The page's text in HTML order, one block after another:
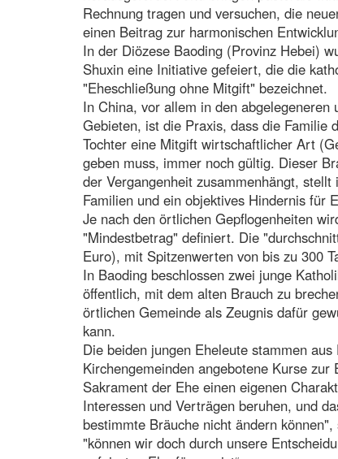
Rechnung tragen und versuchen, die
einen Beitrag zur harmonischen
In der Diözese Baoding (Provinz Hebei)
Shuxin eine Initiative gefeiert, die die
"Eheschließung ohne Mitgift" bezeichnet.
In China, vor allem in den
Gebieten, ist die Praxis, dass die Familie
Tochter eine Mitgift wirtschaftlicher Art
geben muss, immer noch gültig. Dieser
der Vergangenheit zusammenhängt,
Familien und ein objektives Hindernis für
Je nach den örtlichen Gepflogenheiten
"Mindestbetrag" definiert. Die
Euro), mit Spitzenwerten von bis zu 300
In Baoding beschlossen zwei junge
öffentlich, mit dem alten Brauch zu
örtlichen Gemeinde als Zeugnis dafür
kann.
Die beiden jungen Eheleute stammen
Kirchengemeinden angebotene Kurse
Sakrament der Ehe einen eigenen
Interessen und Verträgen beruhen, und
bestimmte Bräuche nicht ändern
"können wir doch durch unsere